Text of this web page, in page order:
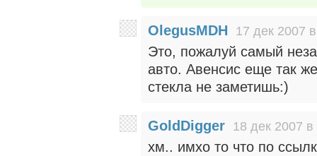
OlegusMDH 17 дек 2007
Это, пожалуй самый
авто. Авенсис еще так
стекла не заметишь:)
GoldDigger 18 дек 2007 в
хм.. имхо то что по